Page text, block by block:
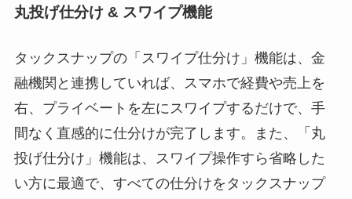
丸投げ仕分け & スワイプ機能
タックスナップの「スワイプ仕分け」機能は、金
融機関と連携していれば、スマホで経費や売上を
右、プライベートを左にスワイプするだけで、手
間なく直感的に仕分けが完了します。また、「丸
投げ仕分け」機能は、スワイプ操作すら省略した
い方に最適で、すべての仕分けをタックスナップ